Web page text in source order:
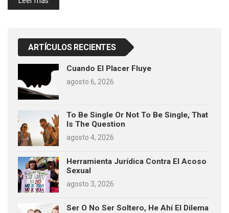
ARTÍCULOS RECIENTES
Cuando El Placer Fluye
agosto 6, 2026
To Be Single Or Not To Be Single, That
Is The Question
agosto 4, 2026
Herramienta Jurídica Contra El Acoso
Sexual
agosto 3, 2026
Ser O No Ser Soltero, He Ahí El Dilema